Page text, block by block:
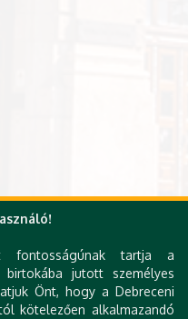
fontosságúnak tartja a
jutott személyes
Önt, hogy a Debreceni
kötelezően alkalmazandó